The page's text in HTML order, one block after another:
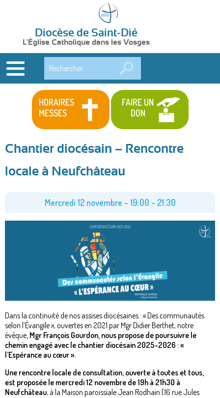
Diocèse de Saint-Dié
L'Église Catholique dans les Vosges
HORAIRES
MESSES
FAIRE UN
DON
Chantier diocésain – Rencontre
locale à Neufchâteau
Mercredi 12 novembre - 19:00 - 21:30
Dans la continuité de nos assises diocésaines : « Des communautés
selon l’Évangile », ouvertes en 2021 par Mgr Didier Berthet, notre
évêque , Mgr François Gourdon, nous propose de poursuivre le
chemin engagé avec le chantier diocésain 2025-2026 : «
l’Espérance au cœur ».
Une rencontre locale de consultation, ouverte à toutes et tous,
est proposée le mercredi 12 novembre de 19h à 21h30 à
Neufchâteau, à la Maison paroissiale Jean Rodhain (16 rue Jules